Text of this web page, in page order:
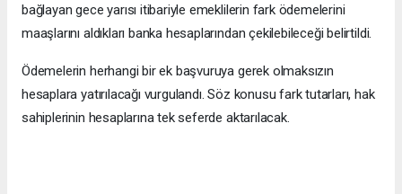
bağlayan gece yarısı itibariyle emeklilerin fark ödemelerini
maaşlarını aldıkları banka hesaplarından çekilebileceği belirtildi.
Ödemelerin herhangi bir ek başvuruya gerek olmaksızın
hesaplara yatırılacağı vurgulandı. Söz konusu fark tutarları, hak
sahiplerinin hesaplarına tek seferde aktarılacak.